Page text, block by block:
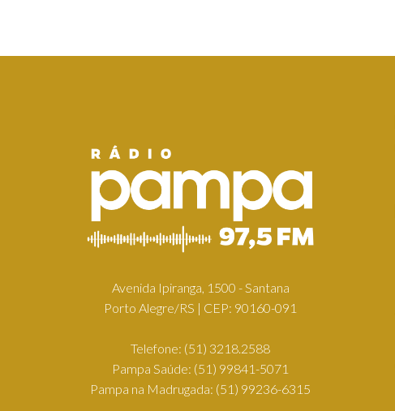
Avenida Ipiranga, 1500 - Santana
Porto Alegre/RS | CEP: 90160-091
Telefone: (51) 3218.2588
Pampa Saúde: (51) 99841-5071
Pampa na Madrugada: (51) 99236-6315